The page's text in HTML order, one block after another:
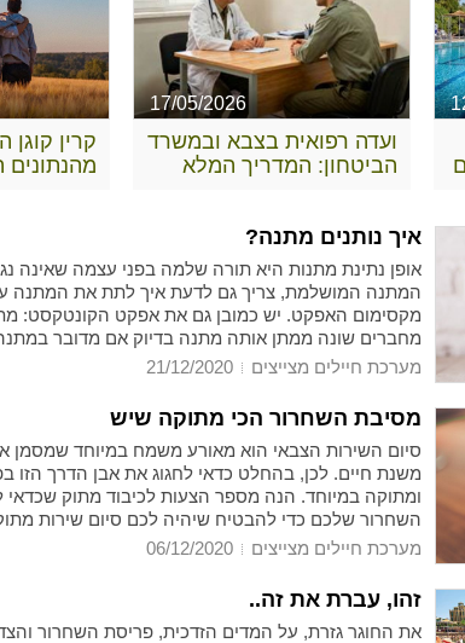
17/05/2026
ועדה רפואית בצבא ובמשרד
הביטחון: המדריך המלא
קרין
מהנתונים
איך נותנים מתנה?
אופן נתינת מתנות היא תורה שלמה בפני עצמה שאינה
המתנה המושלמת, צריך גם לדעת איך לתת את המתנה
מקסימום האפקט. יש כמובן גם את אפקט הקונטקסט:
מחברים שונה ממתן אותה מתנה בדיוק אם מדובר
מדובר במתנה למתגייס אבל מהוריו.
מערכת חיילים מצייצים
מסיבת השחרור הכי מתוקה שיש
סיום השירות הצבאי הוא מאורע משמח במיוחד שמסמן
משנת חיים. לכן, בהחלט כדאי לחגוג את אבן הדרך הזו
ומתוקה במיוחד. הנה מספר הצעות לכיבוד מתוק
השחרור שלכם כדי להבטיח שיהיה לכם סיום שירות
נשכחת.
מערכת חיילים מצייצים
זהו, עברת את זה..
את החוגר גזרת, על המדים הזדכית, פריסת השחרור